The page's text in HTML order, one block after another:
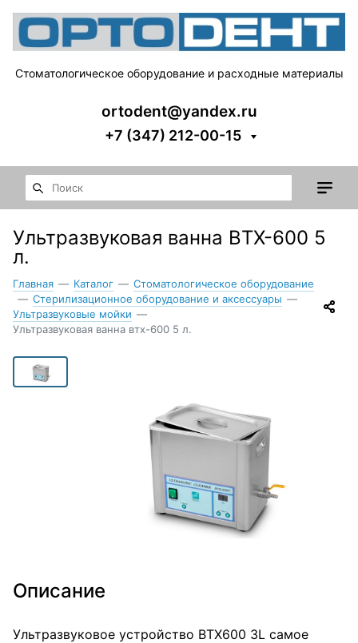
Стоматологическое оборудование и расходные материалы
ortodent@yandex.ru
+7 (347) 212-00-15
Ультразвуковая ванна ВТХ-600 5
л.
Главная — Каталог — Стоматологическое оборудование
— Стерилизационное оборудование и аксессуары —
Ультразвуковые мойки —
Ультразвуковая ванна втх-600 5 л.
Описание
Ультразвуковое устройство BTX600 3L самое